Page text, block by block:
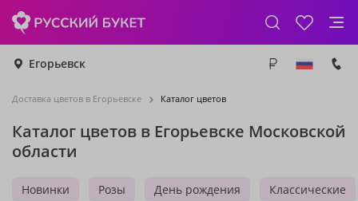
Егорьевск
Доставка цветов в Егорьевске Каталог цветов
Каталог цветов в Егорьевске Московской
области
Новинки Розы День рождения Классические